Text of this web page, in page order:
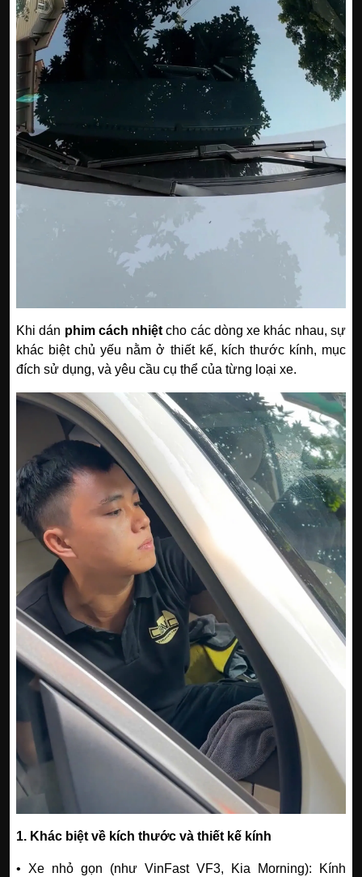
Khi dán phim cách nhiệt cho các dòng xe khác nhau, sự
khác biệt chủ yếu nằm ở thiết kế, kích thước kính, mục
đích sử dụng, và yêu cầu cụ thể của từng loại xe.
1. Khác biệt về kích thước và thiết kế kính
• Xe nhỏ gọn (như VinFast VF3, Kia Morning): Kính